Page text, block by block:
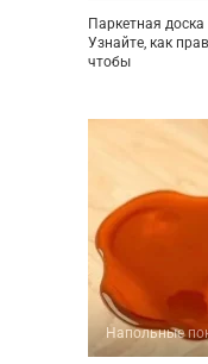
Паркетная
Узнайте, как
чтобы
Напольные